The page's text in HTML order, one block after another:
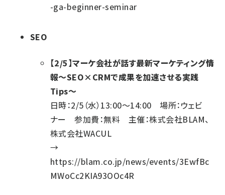
-ga-beginner-seminar
SEO
【2/5】マーケ会社が話す最新マーケティング情
報～SEO×CRMで成果を加速させる実践
Tips～
日時：2/5（水）13:00～14:00 場所：ウェビ
ナー 参加費：無料 主催：株式会社BLAM、
株式会社WACUL
→
https://blam.co.jp/news/events/3EwfBc
MWoCc2KIA93OOc4R